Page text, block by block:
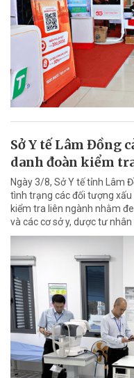
Sở Y tế Lâm Đồng
danh đoàn kiểm
Ngày 3/8, Sở Y tế tỉnh Lâm
tình trạng các đối tượng xấu
kiểm tra liên ngành nhằm
và các cơ sở y, dược tư